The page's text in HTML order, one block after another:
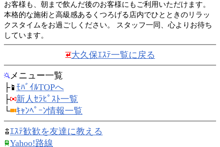
お客様も、朝まで飲んだ後のお客様にもご利用いただけます。
本格的な施術と高級感あるくつろげる店内でひとときのリラッ
クスタイムをお過ごしください。 スタッフ一同、心よりお待ち
しています。
大久保ｴｽﾃ一覧に戻る
メニュー一覧
├
ﾓﾊﾞｲﾙTOPへ
├
新人ｾﾗﾋﾟｽﾄ一覧
└ ｷｬﾝﾍﾟｰﾝ情報一覧
ｴｽﾃ歓歓を友達に教える
Yahoo!路線